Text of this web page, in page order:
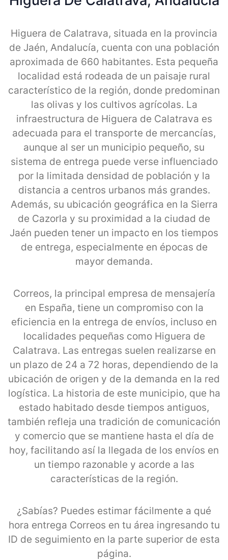
Higuera de Calatrava, situada en la provincia
de Jaén, Andalucía, cuenta con una población
aproximada de 660 habitantes. Esta pequeña
localidad está rodeada de un paisaje rural
característico de la región, donde predominan
las olivas y los cultivos agrícolas. La
infraestructura de Higuera de Calatrava es
adecuada para el transporte de mercancías,
aunque al ser un municipio pequeño, su
sistema de entrega puede verse influenciado
por la limitada densidad de población y la
distancia a centros urbanos más grandes.
Además, su ubicación geográfica en la Sierra
de Cazorla y su proximidad a la ciudad de
Jaén pueden tener un impacto en los tiempos
de entrega, especialmente en épocas de
mayor demanda.
Correos, la principal empresa de mensajería
en España, tiene un compromiso con la
eficiencia en la entrega de envíos, incluso en
localidades pequeñas como Higuera de
Calatrava. Las entregas suelen realizarse en
un plazo de 24 a 72 horas, dependiendo de la
ubicación de origen y de la demanda en la red
logística. La historia de este municipio, que ha
estado habitado desde tiempos antiguos,
también refleja una tradición de comunicación
y comercio que se mantiene hasta el día de
hoy, facilitando así la llegada de los envíos en
un tiempo razonable y acorde a las
características de la región.
¿Sabías? Puedes estimar fácilmente a qué
hora entrega Correos en tu área ingresando tu
ID de seguimiento en la parte superior de esta
página.